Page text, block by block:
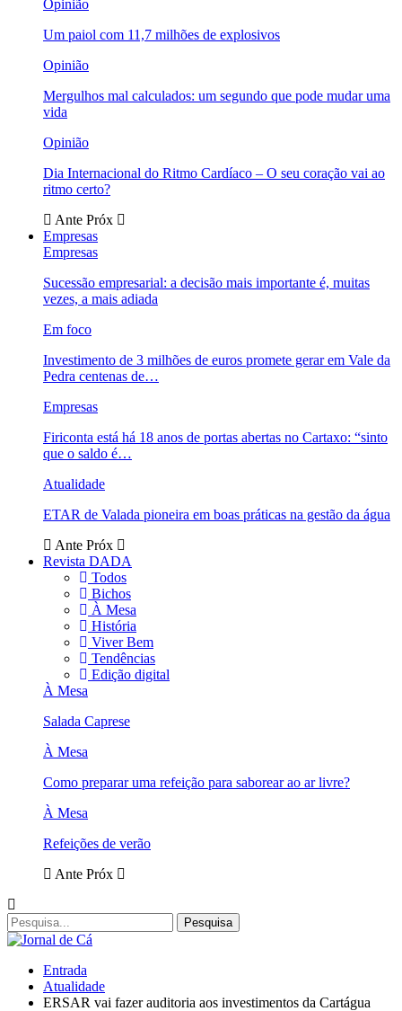
Opinião
Um paiol com 11,7 milhões de explosivos
Opinião
Mergulhos mal calculados: um segundo que pode mudar uma
vida
Opinião
Dia Internacional do Ritmo Cardíaco – O seu coração vai ao
ritmo certo?
Ante Próx
Empresas
Empresas
Sucessão empresarial: a decisão mais importante é, muitas
vezes, a mais adiada
Em foco
Investimento de 3 milhões de euros promete gerar em Vale da
Pedra centenas de…
Empresas
Firiconta está há 18 anos de portas abertas no Cartaxo: “sinto
que o saldo é…
Atualidade
ETAR de Valada pioneira em boas práticas na gestão da água
Ante Próx
Revista DADA
Todos
Bichos
À Mesa
História
Viver Bem
Tendências
Edição digital
À Mesa
Salada Caprese
À Mesa
Como preparar uma refeição para saborear ao ar livre?
À Mesa
Refeições de verão
Ante Próx
Entrada
Atualidade
ERSAR vai fazer auditoria aos investimentos da Cartágua